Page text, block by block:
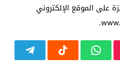
على الموقع الإلكتروني